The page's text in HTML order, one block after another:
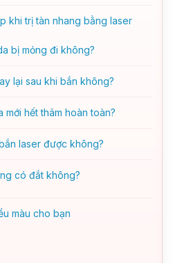
khi trị tàn nhang bằng laser
bị mỏng đi không?
lại sau khi bắn không?
mới hết thâm hoàn toàn?
laser được không?
có đắt không?
màu cho bạn